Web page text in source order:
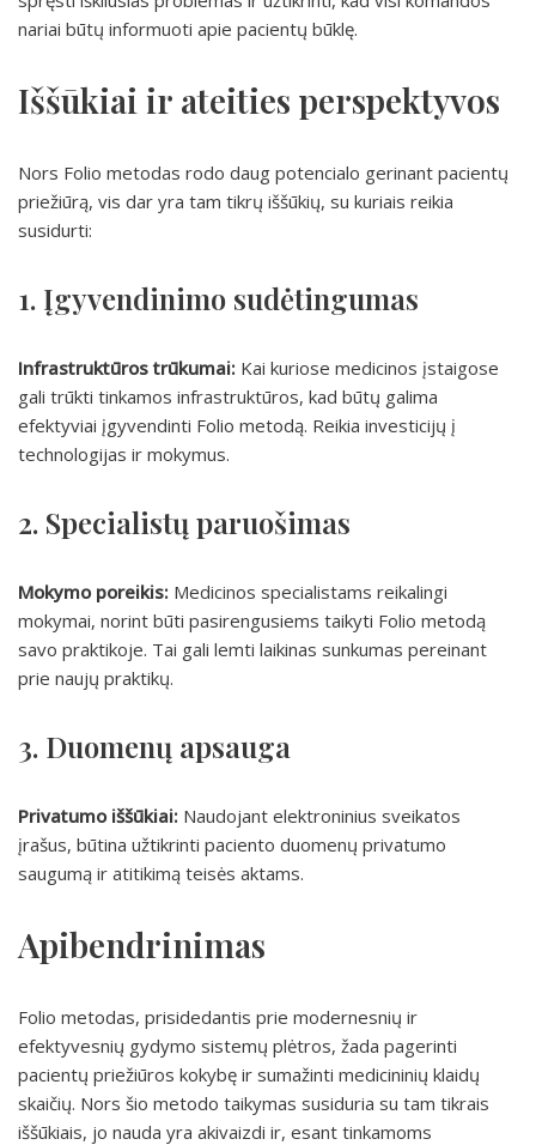
nariai būtų informuoti apie pacientų būklę.
Iššūkiai ir ateities perspektyvos
Nors Folio metodas rodo daug potencialo gerinant pacientų
priežiūrą, vis dar yra tam tikrų iššūkių, su kuriais reikia
susidurti:
1. Įgyvendinimo sudėtingumas
Infrastruktūros trūkumai: Kai kuriose medicinos įstaigose
gali trūkti tinkamos infrastruktūros, kad būtų galima
efektyviai įgyvendinti Folio metodą. Reikia investicijų į
technologijas ir mokymus.
2. Specialistų paruošimas
Mokymo poreikis: Medicinos specialistams reikalingi
mokymai, norint būti pasirengusiems taikyti Folio metodą
savo praktikoje. Tai gali lemti laikinas sunkumas pereinant
prie naujų praktikų.
3. Duomenų apsauga
Privatumo iššūkiai: Naudojant elektroninius sveikatos
įrašus, būtina užtikrinti paciento duomenų privatumo
saugumą ir atitikimą teisės aktams.
Apibendrinimas
Folio metodas, prisidedantis prie modernesnių ir
efektyvesnių gydymo sistemų plėtros, žada pagerinti
pacientų priežiūros kokybę ir sumažinti medicininių klaidų
skaičių. Nors šio metodo taikymas susiduria su tam tikrais
iššūkiais, jo nauda yra akivaizdi ir, esant tinkamoms